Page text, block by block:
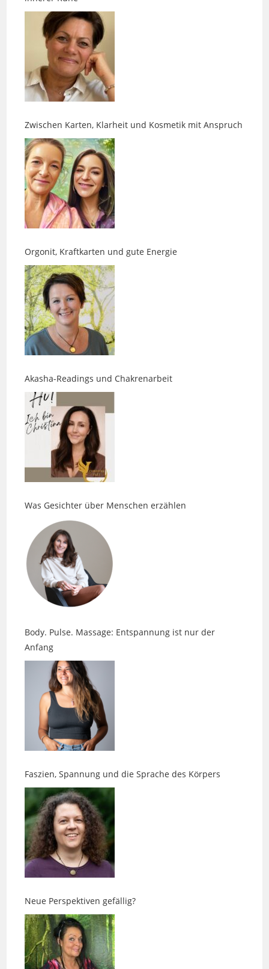
Zwischen Karten, Klarheit und Kosmetik mit Anspruch
Orgonit, Kraftkarten und gute Energie
Akasha-Readings und Chakrenarbeit
Was Gesichter über Menschen erzählen
Body. Pulse. Massage: Entspannung ist nur der
Faszien, Spannung und die Sprache des Körpers
Neue Perspektiven gefällig?